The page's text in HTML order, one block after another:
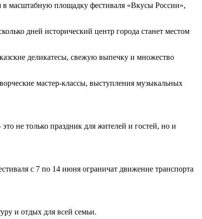
в масштабную площадку фестиваля «Вкусы России»,
дней исторический центр города станет местом
деликатесы, свежую выпечку и множество
мастер-классы, выступления музыкальных
не только праздник для жителей и гостей, но и
с 7 по 14 июня ограничат движение транспорта
и отдых для всей семьи.